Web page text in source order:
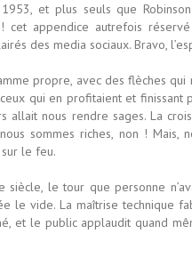
et plus seuls que
appendice autrefois
des media sociaux. Bravo,
propre, avec des flèches
qui en profitaient et finissant
allait nous rendre sages. La
sommes riches, non !
le feu.
le tour que personne
le vide. La maîtrise technique
et le public applaudit quand